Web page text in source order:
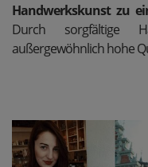
Handwerkskunst zu
Durch sorgfältige
außergewöhnlich hohe